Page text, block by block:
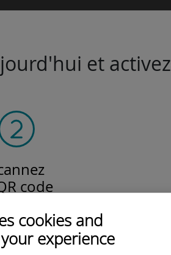
cookies and
experience
et
code
l'eSIM Ubigi.
!